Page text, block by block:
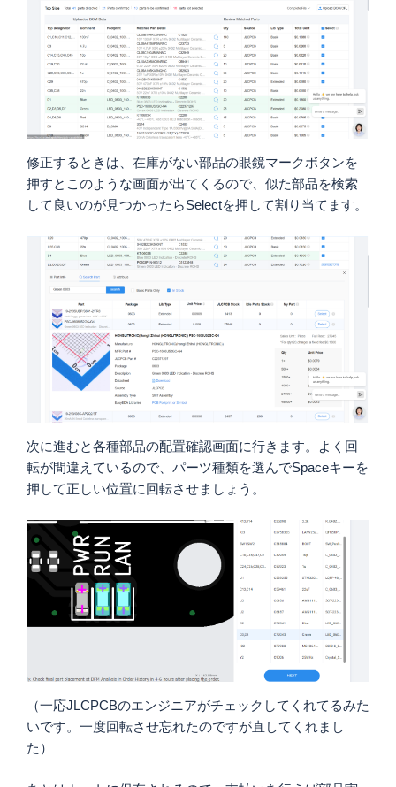
修正するときは、在庫がない部品の眼鏡マークボタンを
押すとこのような画面が出てくるので、似た部品を検索
して良いのが見つかったらSelectを押して割り当てます。
次に進むと各種部品の配置確認画面に行きます。よく回
転が間違えているので、パーツ種類を選んでSpaceキーを
押して正しい位置に回転させましょう。
（一応JLCPCBのエンジニアがチェックしてくれてるみた
いです。一度回転させ忘れたのですが直してくれまし
た）